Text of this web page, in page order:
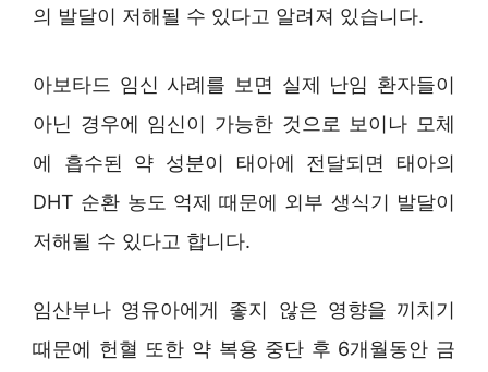
의 발달이 저해될 수 있다고 알려져 있습니다.
아보타드 임신 사례를 보면 실제 난임 환자들이
아닌 경우에 임신이 가능한 것으로 보이나 모체
에 흡수된 약 성분이 태아에 전달되면 태아의
DHT 순환 농도 억제 때문에 외부 생식기 발달이
저해될 수 있다고 합니다.
임산부나 영유아에게 좋지 않은 영향을 끼치기
때문에 헌혈 또한 약 복용 중단 후 6개월동안 금